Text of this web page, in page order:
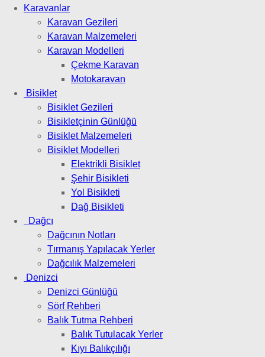
Karavanlar
Karavan Gezileri
Karavan Malzemeleri
Karavan Modelleri
Çekme Karavan
Motokaravan
Bisiklet
Bisiklet Gezileri
Bisikletçinin Günlüğü
Bisiklet Malzemeleri
Bisiklet Modelleri
Elektrikli Bisiklet
Şehir Bisikleti
Yol Bisikleti
Dağ Bisikleti
Dağcı
Dağcının Notları
Tırmanış Yapılacak Yerler
Dağcılık Malzemeleri
Denizci
Denizci Günlüğü
Sörf Rehberi
Balık Tutma Rehberi
Balık Tutulacak Yerler
Kıyı Balıkçılığı